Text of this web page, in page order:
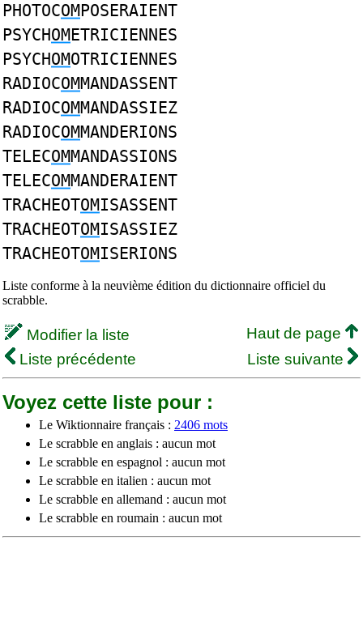
PHOTOCOMPOSERAIENT
PSYCHOMETRICIENNES
PSYCHOMOTRICIENNES
RADIOCOMMANDASSENT
RADIOCOMMANDASSIEZ
RADIOCOMMANDERIONS
TELECOMMANDASSIONS
TELECOMMANDERAIENT
TRACHEOTOMISASSENT
TRACHEOTOMISASSIEZ
TRACHEOTOMISERIONS
Liste conforme à la neuvième édition du dictionnaire officiel du
scrabble.
Modifier la liste
Haut de page
Liste précédente
Liste suivante
Voyez cette liste pour :
Le Wiktionnaire français : 2406 mots
Le scrabble en anglais : aucun mot
Le scrabble en espagnol : aucun mot
Le scrabble en italien : aucun mot
Le scrabble en allemand : aucun mot
Le scrabble en roumain : aucun mot